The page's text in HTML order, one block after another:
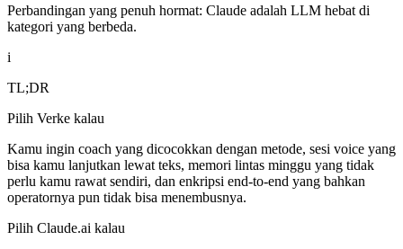
Perbandingan yang penuh hormat: Claude adalah LLM hebat di
kategori yang berbeda.
i
TL;DR
Pilih Verke kalau
Kamu ingin coach yang dicocokkan dengan metode, sesi voice yang
bisa kamu lanjutkan lewat teks, memori lintas minggu yang tidak
perlu kamu rawat sendiri, dan enkripsi end-to-end yang bahkan
operatornya pun tidak bisa menembusnya.
Pilih Claude.ai kalau